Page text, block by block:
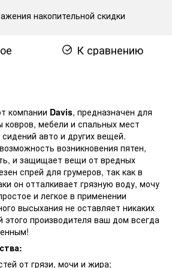
накопительной скидки
К сравнению
компании Davis, предназначен для
мебели и спальных мест
авто и других вещей.
возникновения пятен,
и защищает вещи от вредных
спрей для грумеров, так как в
он отталкивает грязную воду, мочу
и легкое в применении
высыхания не оставляет никаких
этого производителя ваш дом всегда
от грязи, мочи и жира;